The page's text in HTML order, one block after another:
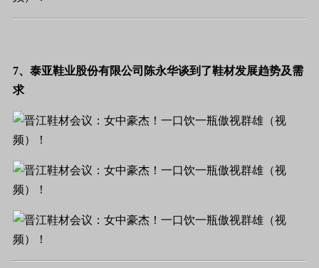
7、泰亚鞋业股份有限公司陈永华谈到了鞋材发展趋势及需
求